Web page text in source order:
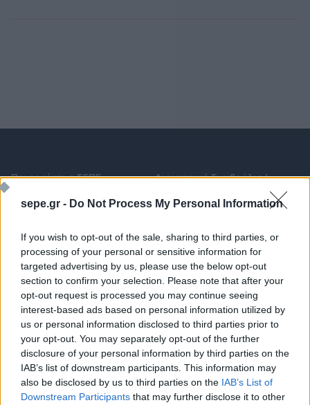
sepe.gr - Do Not Process My Personal Information
If you wish to opt-out of the sale, sharing to third parties, or
processing of your personal or sensitive information for
targeted advertising by us, please use the below opt-out
section to confirm your selection. Please note that after your
opt-out request is processed you may continue seeing
interest-based ads based on personal information utilized by
us or personal information disclosed to third parties prior to
your opt-out. You may separately opt-out of the further
disclosure of your personal information by third parties on the
IAB’s list of downstream participants. This information may
also be disclosed by us to third parties on the IAB’s List of
Downstream Participants that may further disclose it to other
Ποιος είναι ο ΣΕΠΕ
Καταστατικό
Κανονισμός Διαιτησίας
Ιστορικό
Διοικητικό Συμβούλιο/
Διοικητικό Προσωπικό &
Επιχειρήσεις - Μέλη
Εγγραφή Νέου Μέλους
Προνόμια Μελών
Επιτροπές & Ομάδες
Εργασίας
Εκδηλώσεις
Προκηρύξεις -
Τεχνολογικά Νέα
Έρευνες - Μελέτες
Άρθρα & Συνεντεύξεις
Οικονομία